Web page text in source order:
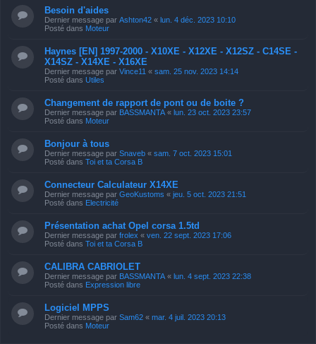
Besoin d'aides
Dernier message par Ashton42 « lun. 4 déc. 2023 10:10
Posté dans Moteur
Haynes [EN] 1997-2000 - X10XE - X12XE - X12SZ - C14SE -
X14SZ - X14XE - X16XE
Dernier message par Vince11 « sam. 25 nov. 2023 14:14
Posté dans Utiles
Changement de rapport de pont ou de boite ?
Dernier message par BASSMANTA « lun. 23 oct. 2023 23:57
Posté dans Moteur
Bonjour à tous
Dernier message par Snaveb « sam. 7 oct. 2023 15:01
Posté dans Toi et ta Corsa B
Connecteur Calculateur X14XE
Dernier message par GeoKustoms « jeu. 5 oct. 2023 21:51
Posté dans Electricité
Présentation achat Opel corsa 1.5td
Dernier message par frolex « ven. 22 sept. 2023 17:06
Posté dans Toi et ta Corsa B
CALIBRA CABRIOLET
Dernier message par BASSMANTA « lun. 4 sept. 2023 22:38
Posté dans Expression libre
Logiciel MPPS
Dernier message par Sam62 « mar. 4 juil. 2023 20:13
Posté dans Moteur